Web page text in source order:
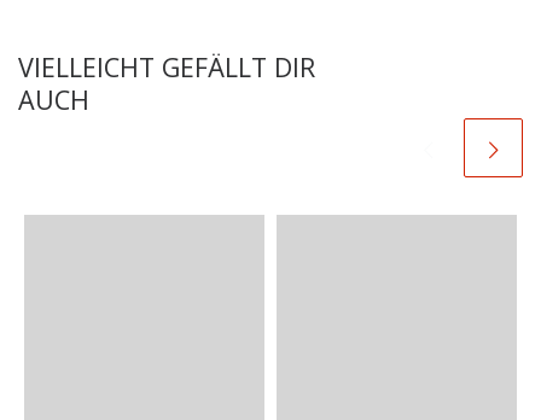
VIELLEICHT GEFÄLLT DIR
AUCH